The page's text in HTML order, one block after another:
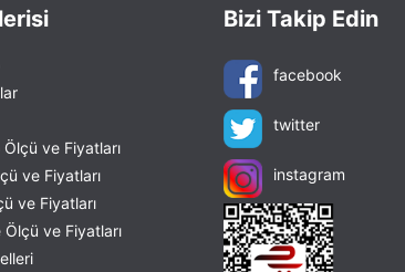
ve Fiyatları
ve Fiyatları
ve Fiyatları
ve Fiyatları
Bizi Takip Edin
facebook
twitter
instagram